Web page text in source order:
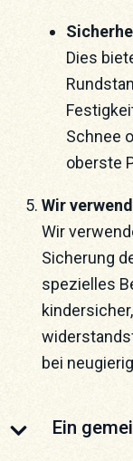
Dies
Schnee
oberste
Wir
Wir
Sicherung
spezielles
bei
Ein